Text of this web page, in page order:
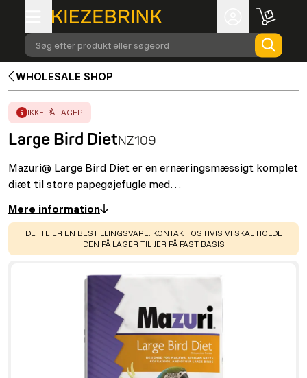
Søg efter produkt eller søgeord
WHOLESALE SHOP
ERROR:
IKKE PÅ LAGER
Large Bird DietNZ109
Mazuri® Large Bird Diet er en ernæringsmæssigt komplet
diæt til store papegøjefugle med…
Mere information
WARNING
DETTE ER EN BESTILLINGSVARE. KONTAKT OS HVIS VI SKAL HOLDE
DEN PÅ LAGER TIL JER PÅ FAST BASIS